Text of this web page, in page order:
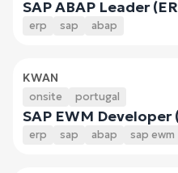
SAP ABAP Leader
erp sap abap
KWAN
onsite portugal
SAP EWM Developer
erp sap abap sap ewm